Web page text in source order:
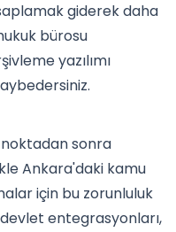
giderek daha
bürosu
yazılımı
noktadan sonra
Ankara'daki kamu
için bu zorunluluk
entegrasyonları,